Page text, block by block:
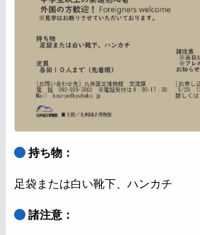
持ち物：
足袋または白い靴下、ハンカチ
諸注意：